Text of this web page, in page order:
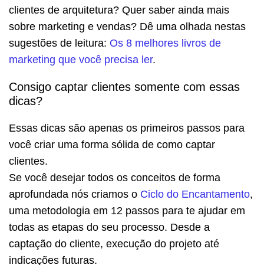
clientes de arquitetura? Quer saber ainda mais
sobre marketing e vendas? Dê uma olhada nestas
sugestões de leitura: Os 8 melhores livros de
marketing que você precisa ler.
Consigo captar clientes somente com essas
dicas?
Essas dicas são apenas os primeiros passos para
você criar uma forma sólida de como captar
clientes.
Se você desejar todos os conceitos de forma
aprofundada nós criamos o Ciclo do Encantamento,
uma metodologia em 12 passos para te ajudar em
todas as etapas do seu processo. Desde a
captação do cliente, execução do projeto até
indicações futuras.